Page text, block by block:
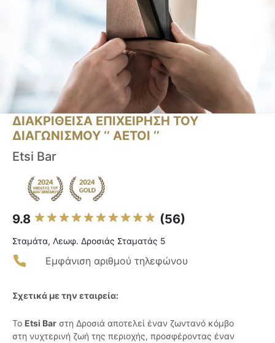
ΔΙΑΚΡΙΘΕΙΣΑ ΕΠΙΧΕΙΡΗΣΗ ΤΟΥ
ΔΙΑΓΩΝΙΣΜΟΥ ‘’ ΑΕΤΟΙ ‘’
Etsi Bar
9.8 (56)
Σταμάτα, Λεωφ. Δροσιάς Σταματάς 5
Εμφάνιση αριθμού τηλεφώνου
Σχετικά με την εταιρεία:
Το Etsi Bar στη Δροσιά αποτελεί έναν ζωντανό κόμβο
στη νυχτερινή ζωή της περιοχής, προσφέροντας έναν